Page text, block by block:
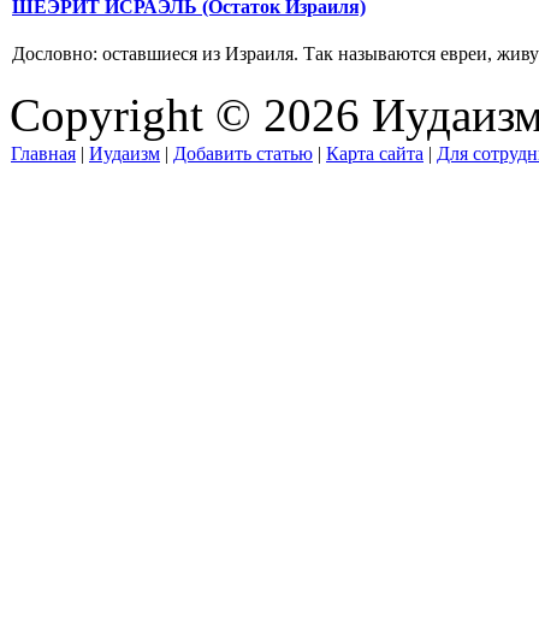
ШЕЭРИТ ИСРАЭЛЬ (Остаток Израиля)
Дословно: оставшиеся из Израиля. Так называются евреи,
Copyright © 2026
Главная | Иудаизм | Добавить статью | Карта сайта | Для